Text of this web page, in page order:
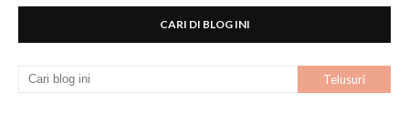
CARI DI BLOG INI